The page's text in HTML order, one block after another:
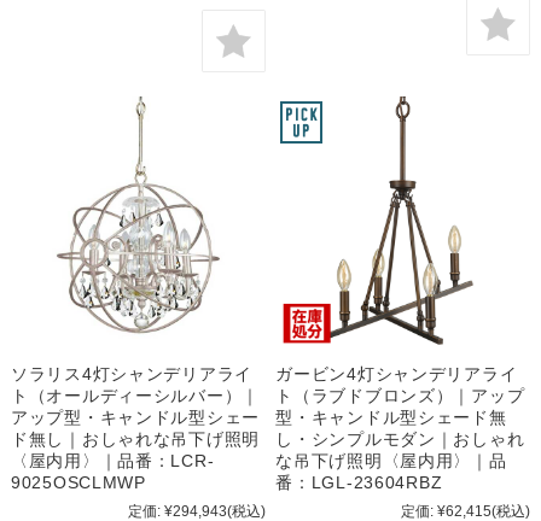
ソラリス4灯シャンデリアライ
ト（オールディーシルバー）｜
アップ型・キャンドル型シェー
ド無し｜おしゃれな吊下げ照明
〈屋内用〉｜品番：LCR-
9025OSCLMWP
定価: ¥294,943(税込)
ガービン4灯シャンデリアライ
ト（ラブドブロンズ）｜アップ
型・キャンドル型シェード無
し・シンプルモダン｜おしゃれ
な吊下げ照明〈屋内用〉｜品
番：LGL-23604RBZ
定価: ¥62,415(税込)